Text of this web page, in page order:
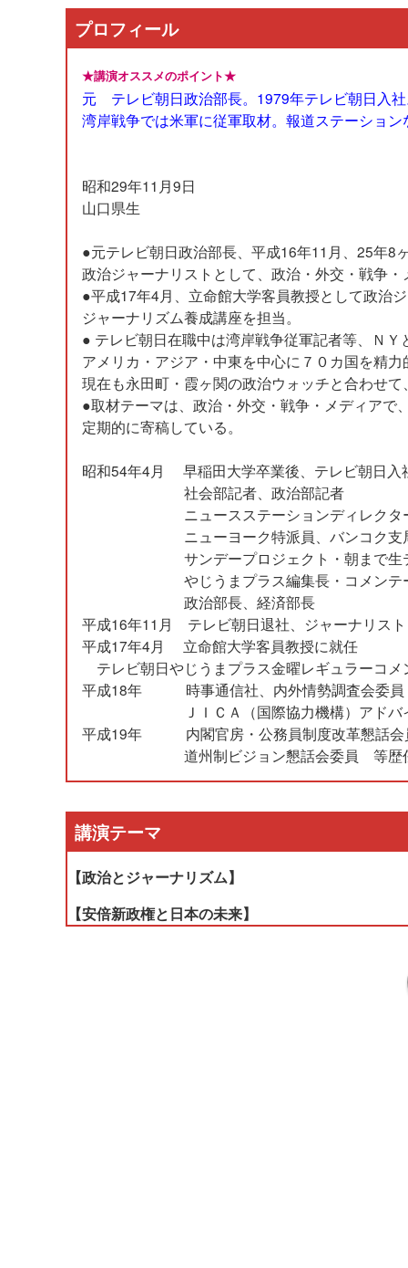
プロフィール
★講演オススメのポイント★
元 テレビ朝日政治部長。1979年テレビ朝日入
湾岸戦争では米軍に従軍取材。報道ステーショ
昭和29年11月9日
山口県生
●元テレビ朝日政治部長、平成16年11月、25年8
政治ジャーナリストとして、政治・外交・戦争
●平成17年4月、立命館大学客員教授として政治
ジャーナリズム養成講座を担当。
● テレビ朝日在職中は湾岸戦争従軍記者等、Ｎ
アメリカ・アジア・中東を中心に７０カ国を精
現在も永田町・霞ヶ関の政治ウォッチと合わせ
●取材テーマは、政治・外交・戦争・メディアで
定期的に寄稿している。
昭和54年4月 早稲田大学卒業後、テレビ朝日入
社会部記者、政治部記者
ニュースステーションディレクタ
ニューヨーク特派員、バンコク支
サンデープロジェクト・朝まで生テ
やじうまプラス編集長・コメンテ
政治部長、経済部長
平成16年11月 テレビ朝日退社、ジャーナリス
平成17年4月 立命館大学客員教授に就任
テレビ朝日やじうまプラス金曜レギュラーコメ
平成18年 時事通信社、内外情勢調査会委員
ＪＩＣＡ（国際協力機構）アドバ
平成19年 内閣官房・公務員制度改革懇話会
道州制ビジョン懇話会委員 等歴
講演テーマ
【政治とジャーナリズム】
【安倍新政権と日本の未来】